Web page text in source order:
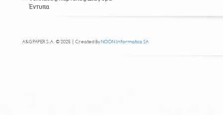
Έντυπα
A&G PAPER S.A. © 2025 | Created ByNOON Informatics SA